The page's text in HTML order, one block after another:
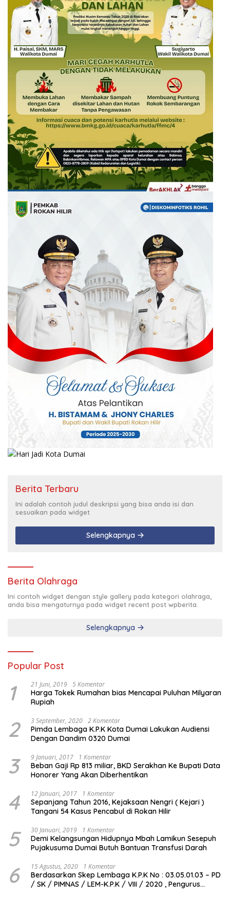
Berita Terbaru
Ini adalah contoh judul deskripsi yang bisa anda isi dan
sesuaikan pada widget
Selengkapnya
Berita Olahraga
Ini contoh widget dengan style gallery pada kategori olahraga,
anda bisa mengaturnya pada widget recent post wpberita.
Selengkapnya
Popular Post
1 21 Juni, 2019 5 Komentar
Harga Tokek Rumahan bias Mencapai Puluhan Milyaran
Rupiah
2 3 September, 2020 2 Komentar
Pimda Lembaga K.P.K Kota Dumai Lakukan Audiensi
Dengan Dandim 0320 Dumai
3 9 Januari, 2017 1 Komentar
Beban Gaji Rp 813 miliar, BKD Serakhan Ke Bupati Data
Honorer Yang Akan Diberhentikan
4 12 Januari, 2017 1 Komentar
Sepanjang Tahun 2016, Kejaksaan Nengri ( Kejari )
Tangani 54 Kasus Pencabul di Rokan Hilir
5 30 Januari, 2019 1 Komentar
Demi Kelangsungan Hidupnya Mbah Lamikun Sesepuh
Pujakusuma Dumai Butuh Bantuan Transfusi Darah
6 15 Agustus, 2020 1 Komentar
Berdasarkan Skep Lembaga K.P.K No : 03.05.01.03 – PD
/ SK / PIMNAS / LEM-K.P.K / VIII / 2020 , Pengurus